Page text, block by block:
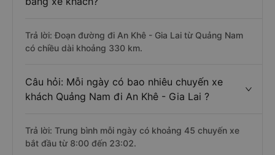
Trả lời: Đoạn đường đi An Khê - Gia Lai từ Quảng Nam
có chiều dài khoảng 330 km.
Câu hỏi: Mỗi ngày có bao nhiêu chuyến xe
khách Quảng Nam đi An Khê - Gia Lai ?
Trả lời: Trung bình mỗi ngày có khoảng 45 chuyến xe
bắt đầu từ 8:00 đến 23:02.